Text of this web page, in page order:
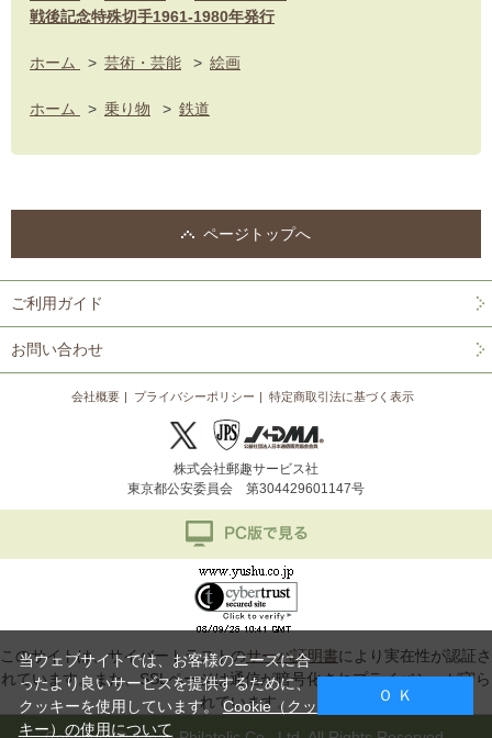
戦後記念特殊切手1961-1980年発行
ホーム > 芸術・芸能 > 絵画
ホーム > 乗り物 > 鉄道
ページトップへ
ご利用ガイド
お問い合わせ
会社概要 プライバシーポリシー 特定商取引法に基づく表示
株式会社郵趣サービス社
東京都公安委員会 第304429601147号
このサイトは、サイバートラストのサーバ証明書により実在性が認証さ
れています。また、SSLページは通信が暗号化されプライバシーが守ら
れています。
当ウェブサイトでは、お客様のニーズに合
ったより良いサービスを提供するために、
クッキーを使用しています。Cookie（クッ
キー）の使用について
Ｏ Ｋ